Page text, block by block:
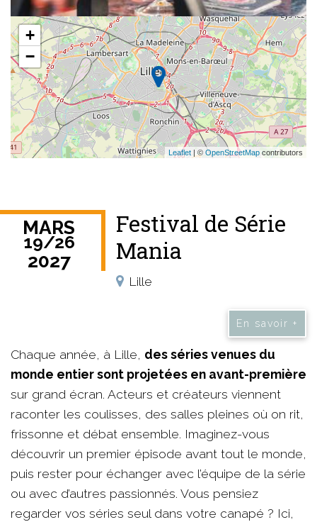
+
−
Leaflet | © OpenStreetMap contributors
MARS
19/26
2027
Festival de Série
Mania
Lille
En savoir +
Chaque année, à Lille, des séries venues du
monde entier sont projetées en avant-première
sur grand écran. Acteurs et créateurs viennent
raconter les coulisses, des salles pleines où on rit,
frissonne et débat ensemble. Imaginez-vous
découvrir un premier épisode avant tout le monde,
puis rester pour échanger avec l’équipe de la série
ou avec d’autres passionnés. Vous pensiez
regarder vos séries seul dans votre canapé ? Ici,